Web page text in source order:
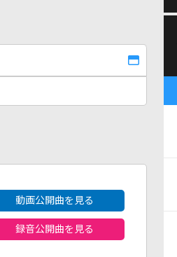
動画公開曲を見る
録音公開曲を見る